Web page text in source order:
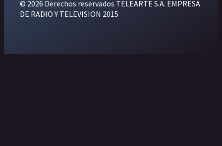
© 2026 Derechos reservados TELEARTE S.A. EMPRESA
DE RADIO Y TELEVISION 2015